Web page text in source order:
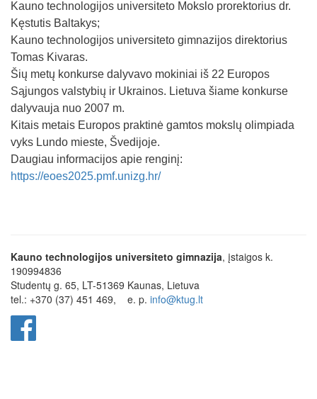
Kauno technologijos universiteto Mokslo prorektorius dr.
Kęstutis Baltakys;
Kauno technologijos universiteto gimnazijos direktorius
Tomas Kivaras.
Šių metų konkurse dalyvavo mokiniai iš 22 Europos
Sąjungos valstybių ir Ukrainos. Lietuva šiame konkurse
dalyvauja nuo 2007 m.
Kitais metais Europos praktinė gamtos mokslų olimpiada
vyks Lundo mieste, Švedijoje.
Daugiau informacijos apie renginį:
https://eoes2025.pmf.unizg.hr/
Kauno technologijos universiteto gimnazija, įstaigos k.
190994836
Studentų g. 65, LT-51369 Kaunas, Lietuva
tel.: +370 (37) 451 469, e. p. info@ktug.lt